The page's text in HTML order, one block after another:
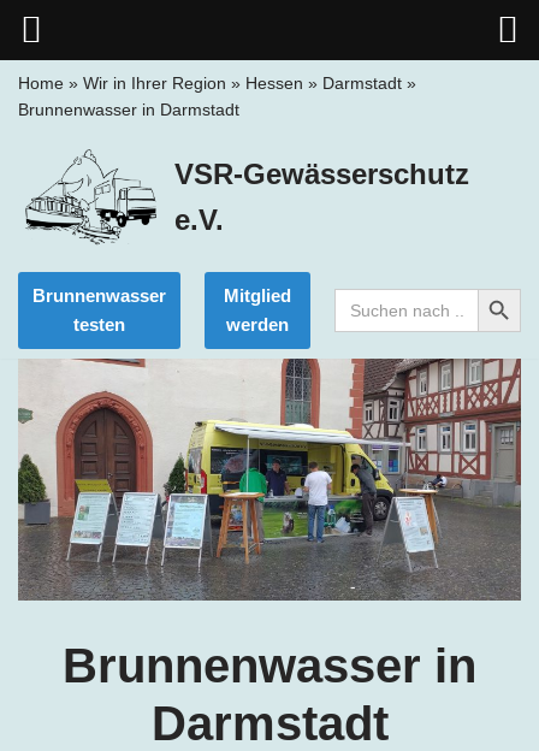
springen
Home » Wir in Ihrer Region » Hessen » Darmstadt »
Brunnenwasser in Darmstadt
VSR-Gewässerschutz
e.V.
Brunnenwasser
testen
Mitglied
werden
Search
for:
Search Button
Brunnenwasser in
Darmstadt